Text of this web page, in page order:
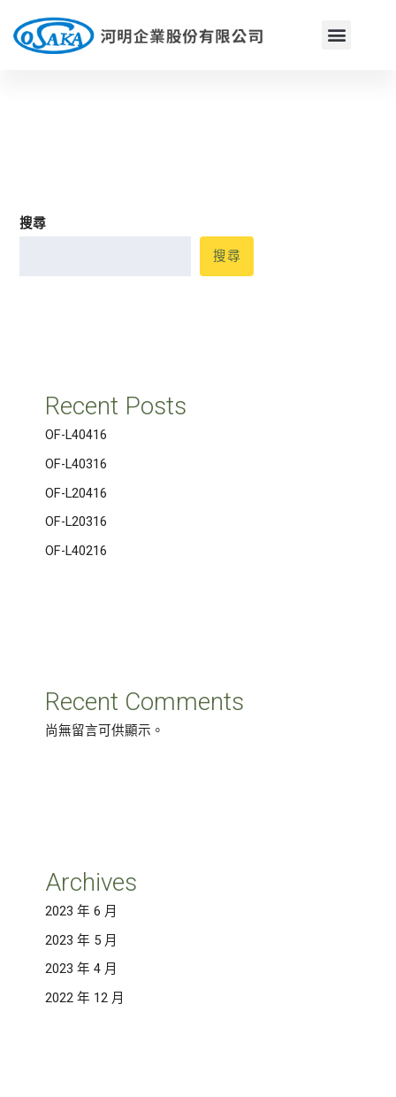
搜尋
搜尋
Recent Posts
OF-L40416
OF-L40316
OF-L20416
OF-L20316
OF-L40216
Recent Comments
尚無留言可供顯示。
Archives
2023 年 6 月
2023 年 5 月
2023 年 4 月
2022 年 12 月